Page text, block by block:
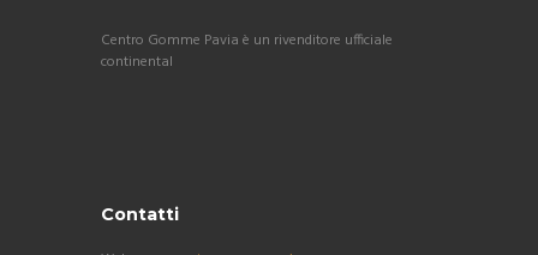
Centro Gomme Pavia è un rivenditore ufficiale
continental
Contatti